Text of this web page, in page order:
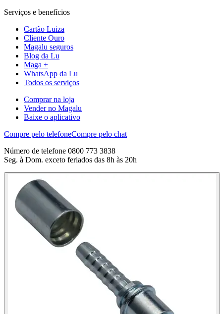
Serviços e benefícios
Cartão Luiza
Cliente Ouro
Magalu seguros
Blog da Lu
Maga +
WhatsApp da Lu
Todos os serviços
Comprar na loja
Vender no Magalu
Baixe o aplicativo
Compre pelo telefoneCompre pelo chat
Número de telefone 0800 773 3838
Seg. à Dom. exceto feriados das 8h às 20h